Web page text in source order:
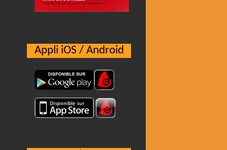
Appli iOS / Android